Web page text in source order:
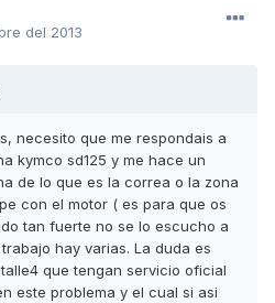
del 2013
necesito que me respondais a
kymco sd125 y me hace un
de lo que es la correa o la zona
con el motor ( es para que os
tan fuerte no se lo escucho a
hay varias. La duda es
que tengan servicio oficial
este problema y el cual si asi